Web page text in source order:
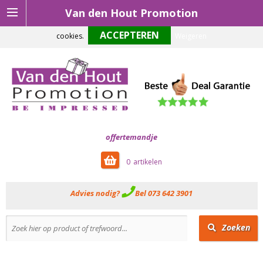
Van den Hout Promotion
offertemandje
0
Advies nodig? Bel 073 642 3901
Zoeken
Om onze website optimaal te laten functioneren maken wij gebruik van
cookies.